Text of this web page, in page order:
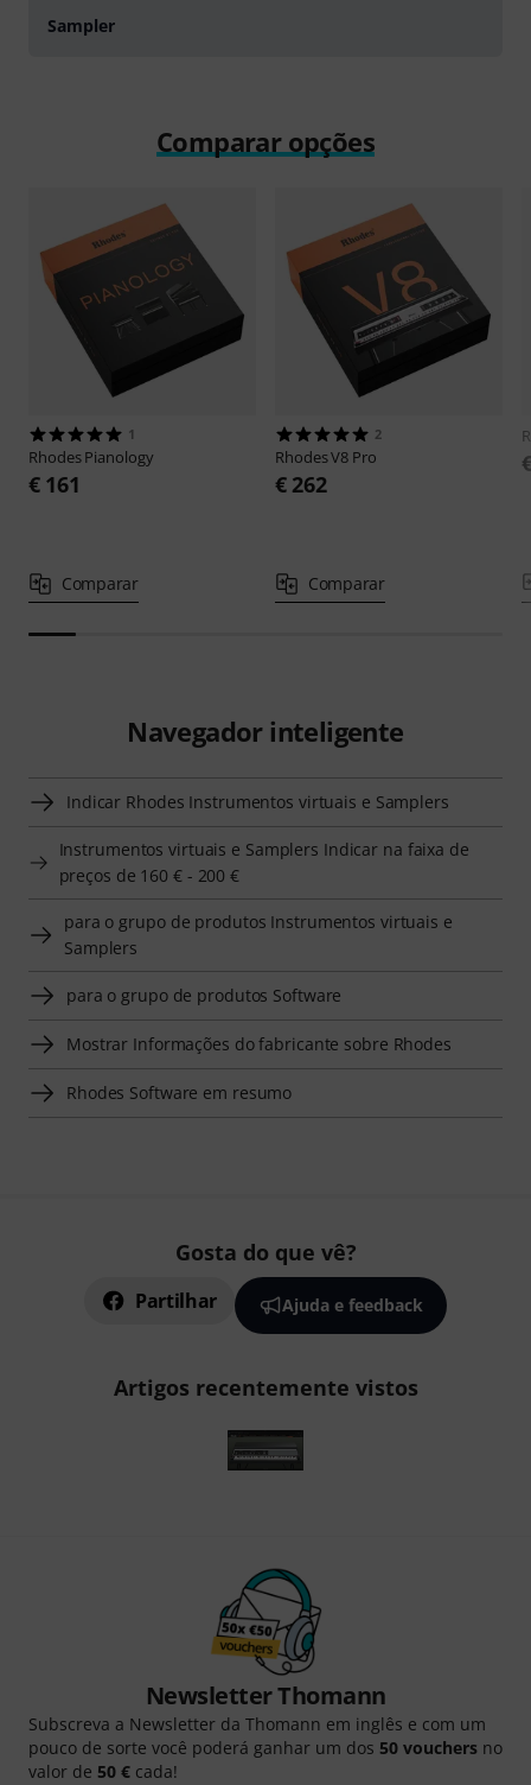
Sampler
Comparar opções
1
RhodesPianology
€ 161
Comparar
2
RhodesV8 Pro
€ 262
Comparar
Navegador inteligente
Indicar Rhodes Instrumentos virtuais e Samplers
Instrumentos virtuais e Samplers Indicar na faixa de
preços de 160 € - 200 €
para o grupo de produtos Instrumentos virtuais e
Samplers
para o grupo de produtos Software
Mostrar Informações do fabricante sobre Rhodes
Rhodes Software em resumo
Gosta do que vê?
Partilhar Ajuda e feedback
Artigos recentemente vistos
Newsletter Thomann
Subscreva a Newsletter da Thomann em inglês e com um
pouco de sorte você poderá ganhar um dos 50 vouchers no
valor de 50 € cada!